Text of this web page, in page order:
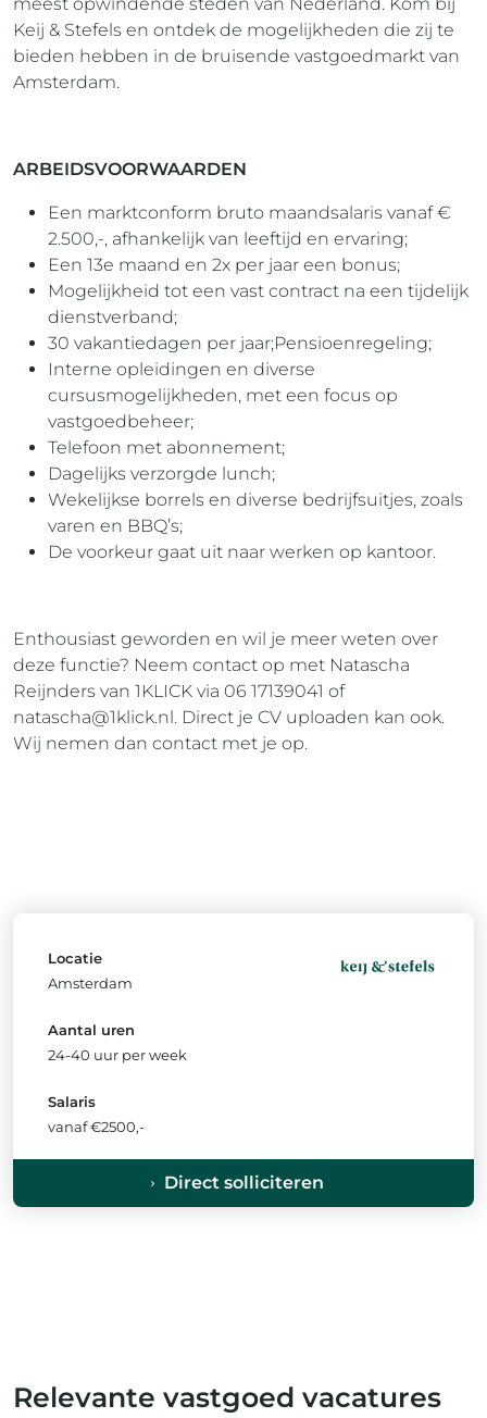
Keij & Stefels en ontdek de mogelijkheden die zij te
bieden hebben in de bruisende vastgoedmarkt van
Amsterdam.
ARBEIDSVOORWAARDEN
Een marktconform bruto maandsalaris vanaf €
2.500,-, afhankelijk van leeftijd en ervaring;
Een 13e maand en 2x per jaar een bonus;
Mogelijkheid tot een vast contract na een tijdelijk
dienstverband;
30 vakantiedagen per jaar;Pensioenregeling;
Interne opleidingen en diverse
cursusmogelijkheden, met een focus op
vastgoedbeheer;
Telefoon met abonnement;
Dagelijks verzorgde lunch;
Wekelijkse borrels en diverse bedrijfsuitjes, zoals
varen en BBQ’s;
De voorkeur gaat uit naar werken op kantoor.
Enthousiast geworden en wil je meer weten over
deze functie? Neem contact op met Natascha
Reijnders van 1KLICK via 06 17139041 of
natascha@1klick.nl. Direct je CV uploaden kan ook.
Wij nemen dan contact met je op.
Locatie
Amsterdam
Aantal uren
24-40 uur per week
Salaris
vanaf €2500,-
Direct solliciteren
Relevante vastgoed vacatures